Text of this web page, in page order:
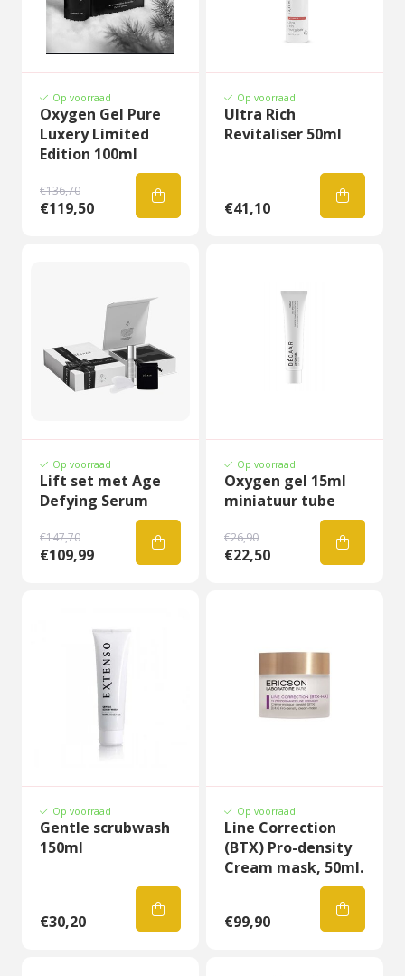
Op voorraad
Oxygen Gel Pure
Luxery Limited
Edition 100ml
€136,70
€119,50
Op voorraad
Ultra Rich
Revitaliser 50ml
€41,10
Op voorraad
Lift set met Age
Defying Serum
€147,70
€109,99
Op voorraad
Oxygen gel 15ml
miniatuur tube
€26,90
€22,50
Op voorraad
Gentle scrubwash
150ml
€30,20
Op voorraad
Line Correction
(BTX) Pro-density
Cream mask, 50ml.
€99,90